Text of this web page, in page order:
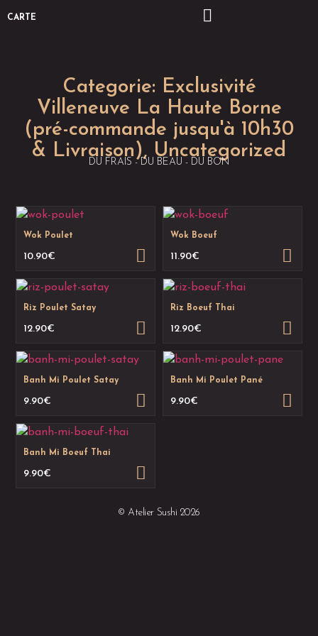
CARTE
Categorie: Exclusivité
Villeneuve La Haute Borne
(pré-commande jusqu'à 10h30
& Livraison), Uncategorized
DU FRAIS - DU BEAU - DU BON
Wok Poulet
10.90€
Wok Boeuf
11.90€
Riz Poulet Satay
12.90€
Riz Boeuf Thai
12.90€
Banh Mi Poulet Satay
9.90€
Banh Mi Poulet Pané
9.90€
Banh Mi Boeuf Thai
9.90€
© Atelier Sushi 2026